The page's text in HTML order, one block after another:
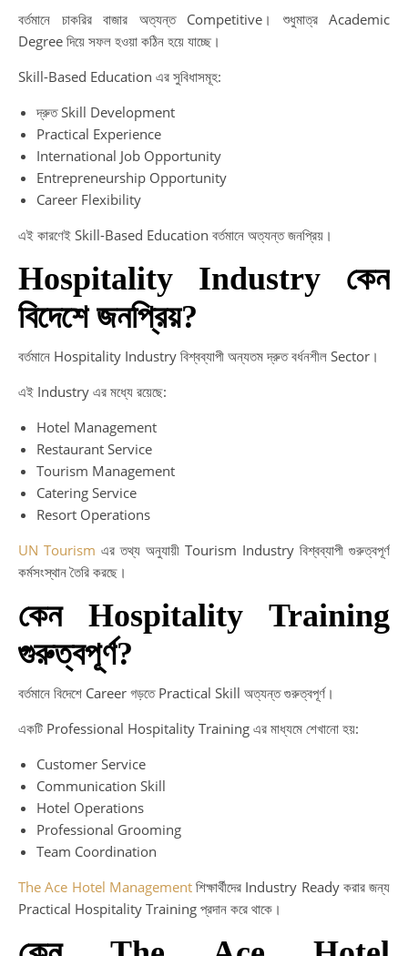
বর্তমানে চাকরির বাজার অত্যন্ত Competitive। শুধুমাত্র Academic
Degree দিয়ে সফল হওয়া কঠিন হয়ে যাচ্ছে।
Skill-Based Education এর সুবিধাসমূহ:
দ্রুত Skill Development
Practical Experience
International Job Opportunity
Entrepreneurship Opportunity
Career Flexibility
এই কারণেই Skill-Based Education বর্তমানে অত্যন্ত জনপ্রিয়।
Hospitality Industry কেন
বিদেশে জনপ্রিয়?
বর্তমানে Hospitality Industry বিশ্বব্যাপী অন্যতম দ্রুত বর্ধনশীল Sector।
এই Industry এর মধ্যে রয়েছে:
Hotel Management
Restaurant Service
Tourism Management
Catering Service
Resort Operations
UN Tourism এর তথ্য অনুযায়ী Tourism Industry বিশ্বব্যাপী গুরুত্বপূর্ণ
কর্মসংস্থান তৈরি করছে।
কেন Hospitality Training
গুরুত্বপূর্ণ?
বর্তমানে বিদেশে Career গড়তে Practical Skill অত্যন্ত গুরুত্বপূর্ণ।
একটি Professional Hospitality Training এর মাধ্যমে শেখানো হয়:
Customer Service
Communication Skill
Hotel Operations
Professional Grooming
Team Coordination
The Ace Hotel Managementশিক্ষার্থীদের Industry Ready করার জন্য
Practical Hospitality Training প্রদান করে থাকে।